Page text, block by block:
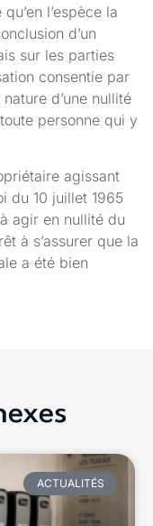
l’espèce la
d’un
sur les parties
consentie par
d’une nullité
personne qui y
agissant
du 10 juillet 1965
agir en nullité du
à s’assurer que la
a été bien
ACTUALITÉS